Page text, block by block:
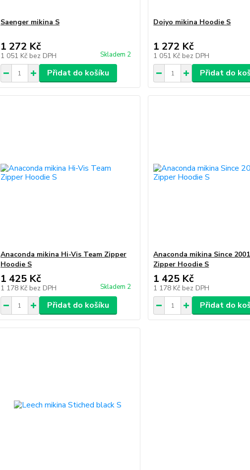
Saenger mikina S
1 272 Kč
1 051 Kč bez DPH Skladem 2
Přidat do košíku
Doiyo mikina Hoodie S
1 272 Kč
1 051 Kč bez DPH
Přidat do
Anaconda mikina Hi-Vis Team Zipper
Hoodie S
1 425 Kč
1 178 Kč bez DPH Skladem 2
Přidat do košíku
Anaconda mikina Since
Zipper Hoodie S
1 425 Kč
1 178 Kč bez DPH
Přidat do